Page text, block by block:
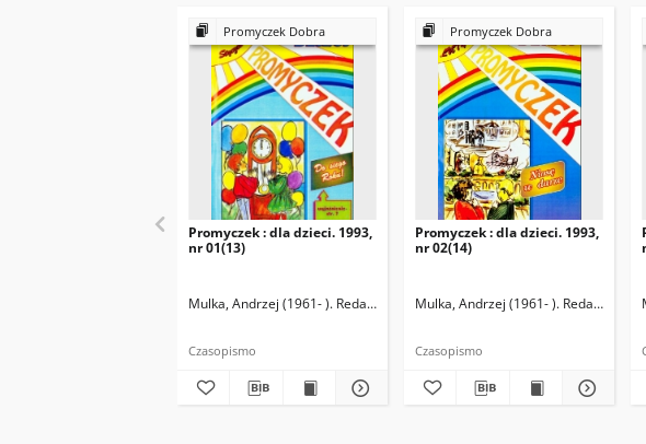
Promyczek Dobra
Promyczek : dla dzieci. 1993,
nr 01(13)
Mulka, Andrzej (1961- ). Redaktor naczelny
Czasopismo
Promyczek Dobra
Promyczek : dla dzieci. 1993,
nr 02(14)
Mulka, Andrzej (1961- ). Redaktor
Czasopismo